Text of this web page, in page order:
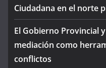
Ciudadana en el norte
El Gobierno Provincial
mediación como
conflictos